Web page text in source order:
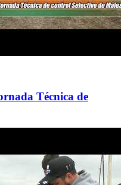
Técnica de